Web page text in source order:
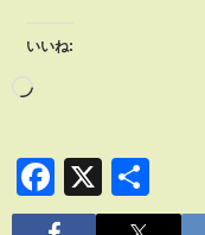
いいね:
Facebook
X
有